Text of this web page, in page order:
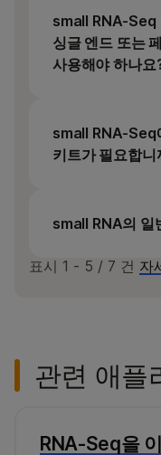
접근법은 전체
상호보완적인
ng에 최적화되
small RNA‐Seq
싱글 엔드 또는
사용해야 하나요
시퀀싱에 권장되
충분합니다. 페
페어드 엔드 대
small RNA-Seq
키트가 필요합니
mRNA 라이브
라이브러리 단편
small RNA의 일
일반적인 유형의
표시 1 - 5 / 7 건 자
관련 애플
RNA-Seq을